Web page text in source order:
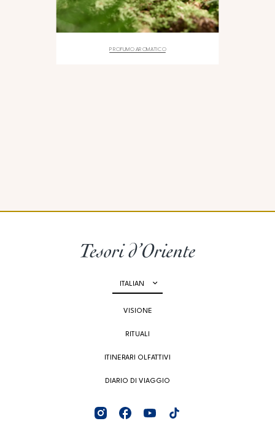
PROFUMO AROMATICO
ITALIAN
VISIONE
RITUALI
ITINERARI OLFATTIVI
DIARIO DI VIAGGIO